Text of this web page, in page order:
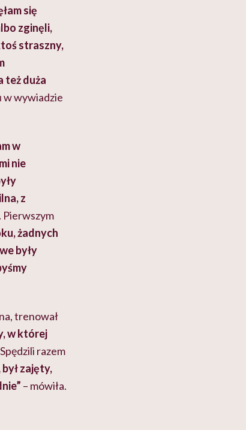
się
zginęli,
straszny,
też duża
w wywiadzie
w
nie
z
. Pierwszym
żadnych
były
trenował
w której
razem
zajęty,
– mówiła.